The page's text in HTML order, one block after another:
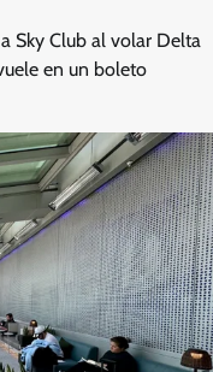
Sky Club al volar Delta
en un boleto